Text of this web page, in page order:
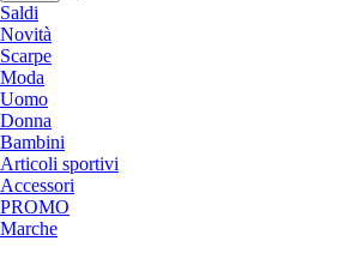
Saldi
Novità
Scarpe
Moda
Uomo
Donna
Bambini
Articoli sportivi
Accessori
PROMO
Marche